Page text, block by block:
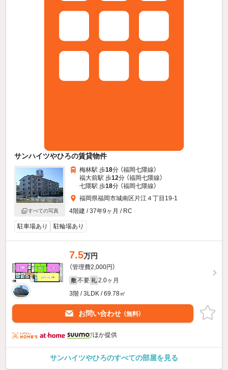
サンハイツやひろの賃貸物件
すべての写真
梅林駅 歩18分 （福岡七隈線）
福大前駅 歩12分 （福岡七隈線）
七隈駅 歩18分 （福岡七隈線）
福岡県福岡市城南区片江４丁目19-1
4階建 / 37年9ヶ月 / RC
駐車場あり 駐輪場あり
7.5万円
（管理費2,000円）
敷 不要 礼 2.0ヶ月
3階 / 3LDK / 69.78㎡
お問い合わせ （無料）
ほか提供
サンハイツやひろのすべての部屋を見る